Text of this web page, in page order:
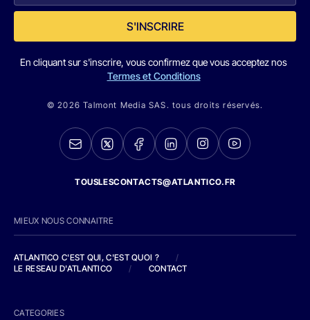
S'INSCRIRE
En cliquant sur s'inscrire, vous confirmez que vous acceptez nos
Termes et Conditions
© 2026 Talmont Media SAS. tous droits réservés.
TOUSLESCONTACTS@ATLANTICO.FR
MIEUX NOUS CONNAITRE
ATLANTICO C'EST QUI, C'EST QUOI ?
/
LE RESEAU D'ATLANTICO
/ CONTACT
CATEGORIES